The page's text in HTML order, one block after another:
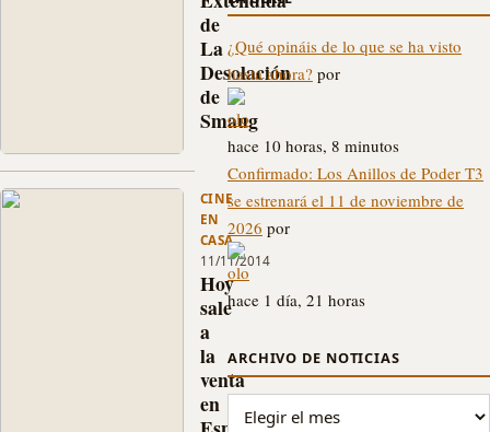
de
La
Desolación
de
Smaug
Versión
Extendida
de
El
Hobbit:
La
Desolación
de
Smaug
ya
está
en
preventa
CINE
EN
CASA
11/11/2014
Hoy
sale
a
la
venta
en
¿Qué opináis de lo que se ha visto
hasta ahora? por
olo
hace 10 horas, 8 minutos
Confirmado: Los Anillos de Poder T3
se estrenará el 11 de noviembre de
2026 por
olo
hace 1 día, 21 horas
ARCHIVO DE NOTICIAS
ARCHIVO DE NOTICIAS